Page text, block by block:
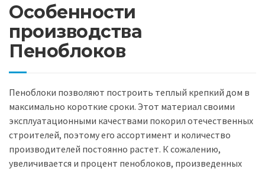
Особенности
производства
Пеноблоков
Пеноблоки позволяют построить теплый крепкий дом в
максимально короткие сроки. Этот материал своими
эксплуатационными качествами покорил отечественных
строителей, поэтому его ассортимент и количество
производителей постоянно растет. К сожалению,
увеличивается и процент пеноблоков, произведенных